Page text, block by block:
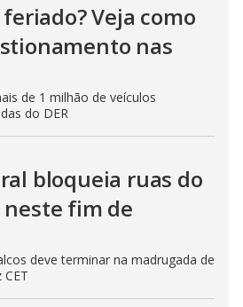
Veja como
nas
de 1 milhão de veículos
do DER
bloqueia ruas do
neste fim de
deve terminar na madrugada de